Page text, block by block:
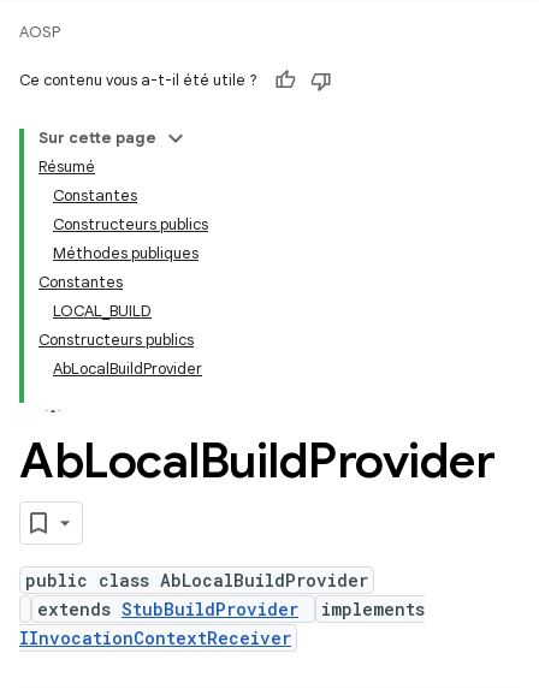
AOSP
Ce contenu vous a-t-il été utile ?
Sur cette page
Résumé
Constantes
Constructeurs publics
Méthodes publiques
Constantes
LOCAL_BUILD
Constructeurs publics
AbLocalBuildProvider
AbLocalBuildProvider
public class AbLocalBuildProvider
extends StubBuildProvider
implements
IInvocationContextReceiver